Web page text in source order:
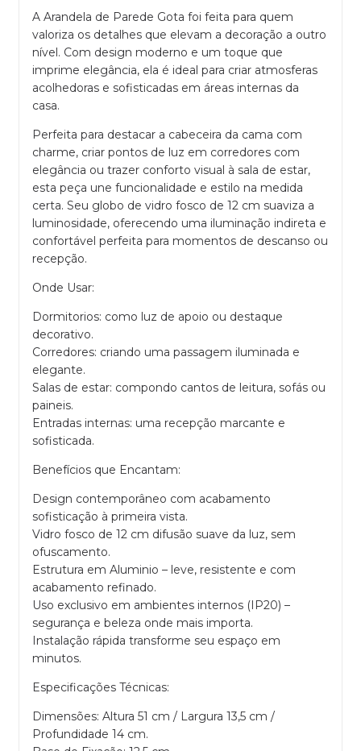
A Arandela de Parede Gota foi feita para quem
valoriza os detalhes que elevam a decoração a outro
nível. Com design moderno e um toque que
imprime elegância, ela é ideal para criar atmosferas
acolhedoras e sofisticadas em áreas internas da
casa.
Perfeita para destacar a cabeceira da cama com
charme, criar pontos de luz em corredores com
elegância ou trazer conforto visual à sala de estar,
esta peça une funcionalidade e estilo na medida
certa. Seu globo de vidro fosco de 12 cm suaviza a
luminosidade, oferecendo uma iluminação indireta e
confortável perfeita para momentos de descanso ou
recepção.
Onde Usar:
Dormitorios: como luz de apoio ou destaque
decorativo.
Corredores: criando uma passagem iluminada e
elegante.
Salas de estar: compondo cantos de leitura, sofás ou
paineis.
Entradas internas: uma recepção marcante e
sofisticada.
Benefícios que Encantam:
Design contemporâneo com acabamento
sofisticação à primeira vista.
Vidro fosco de 12 cm difusão suave da luz, sem
ofuscamento.
Estrutura em Aluminio – leve, resistente e com
acabamento refinado.
Uso exclusivo em ambientes internos (IP20) –
segurança e beleza onde mais importa.
Instalação rápida transforme seu espaço em
minutos.
Especificações Técnicas:
Dimensões: Altura 51 cm / Largura 13,5 cm /
Profundidade 14 cm.